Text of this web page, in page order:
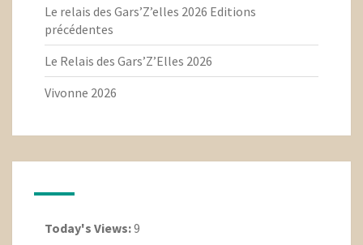
Le relais des Gars’Z’elles 2026 Editions
précédentes
Le Relais des Gars’Z’Elles 2026
Vivonne 2026
Today's Views:9